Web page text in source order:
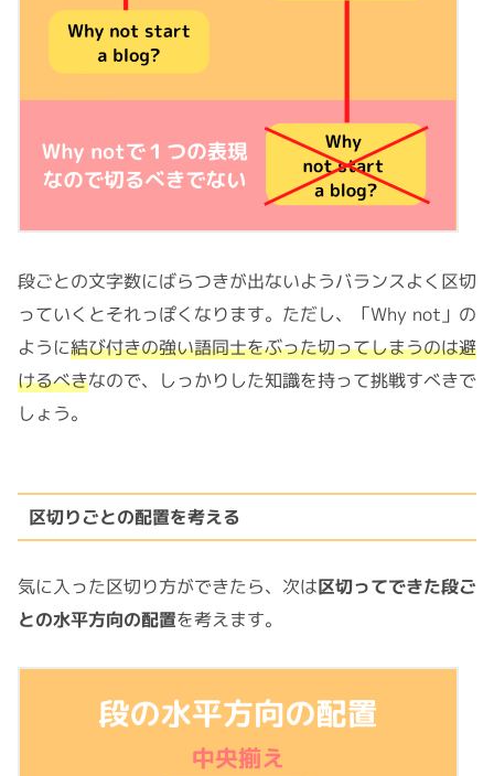
段ごとの文字数にばらつきが出ないようバランスよく区切
っていくとそれっぽくなります。ただし、「Why not」の
ように結び付きの強い語同士をぶった切ってしまうのは避
けるべきなので、しっかりした知識を持って挑戦すべきで
しょう。
区切りごとの配置を考える
気に入った区切り方ができたら、次は区切ってできた段ご
との水平方向の配置を考えます。